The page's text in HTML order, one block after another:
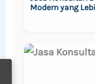
Modern yang